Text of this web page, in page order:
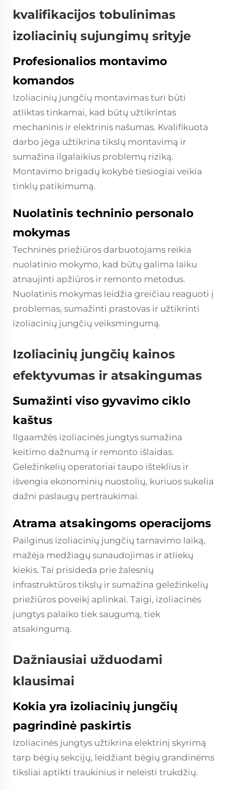
kvalifikacijos tobulinimas
izoliacinių sujungimų srityje
Profesionalios montavimo
komandos
Izoliacinių jungčių montavimas turi būti
atliktas tinkamai, kad būtų užtikrintas
mechaninis ir elektrinis našumas. Kvalifikuota
darbo jėga užtikrina tikslų montavimą ir
sumažina ilgalaikius problemų riziką.
Montavimo brigadų kokybė tiesiogiai veikia
tinklų patikimumą.
Nuolatinis techninio personalo
mokymas
Techninės priežiūros darbuotojams reikia
nuolatinio mokymo, kad būtų galima laiku
atnaujinti apžiūros ir remonto metodus.
Nuolatinis mokymas leidžia greičiau reaguoti į
problemas, sumažinti prastovas ir užtikrinti
izoliacinių jungčių veiksmingumą.
Izoliacinių jungčių kainos
efektyvumas ir atsakingumas
Sumažinti viso gyvavimo ciklo
kaštus
Ilgaamžės izoliacinės jungtys sumažina
keitimo dažnumą ir remonto išlaidas.
Geležinkelių operatoriai taupo išteklius ir
išvengia ekonominių nuostolių, kuriuos sukelia
dažni paslaugų pertraukimai.
Atrama atsakingoms operacijoms
Pailginus izoliacinių jungčių tarnavimo laiką,
mažėja medžiagų sunaudojimas ir atliekų
kiekis. Tai prisideda prie žalesnių
infrastruktūros tikslų ir sumažina geležinkelių
priežiūros poveikį aplinkai. Taigi, izoliacinės
jungtys palaiko tiek saugumą, tiek
atsakingumą.
Dažniausiai užduodami
klausimai
Kokia yra izoliacinių jungčių
pagrindinė paskirtis
Izoliacinės jungtys užtikrina elektrinį skyrimą
tarp bėgių sekcijų, leidžiant bėgių grandinėms
tiksliai aptikti traukinius ir neleisti trukdžių.